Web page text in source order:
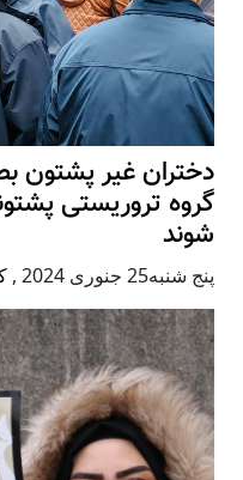
دختران غیر
گروه تروریستی
شوند
پنج شنبه25 جنوری 2024 ,